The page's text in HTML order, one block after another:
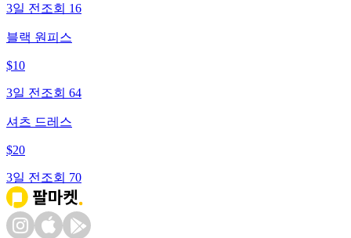
3일 전 조회 16
블랙 원피스
$10
3일 전 조회 64
셔츠 드레스
$20
3일 전 조회 70